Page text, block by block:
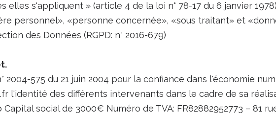
elles s'appliquent » (article 4 de la loi n° 78-17 du 6 janvier
personnel», «personne concernée», «sous traitant» et
des Données (RGPD: n° 2016-679)
2004-575 du 21 juin 2004 pour la confiance dans l'économie
l'identité des différents intervenants dans le cadre de sa
Capital social de 3000€ Numéro de TVA: FR82882952773 – 81